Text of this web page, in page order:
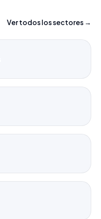
Ver todos los sectores →